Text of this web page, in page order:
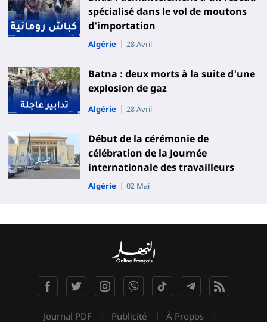
spécialisé dans le vol de moutons
d'importation
Algérie 28 Avril
Batna : deux morts à la suite d'une
explosion de gaz
Algérie 28 Avril
Début de la cérémonie de
célébration de la Journée
internationale des travailleurs
Algérie 02 Mai
Journal PDF Publicité À Propos